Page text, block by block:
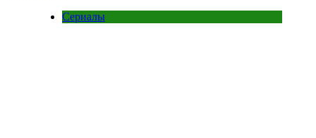
Сериалы